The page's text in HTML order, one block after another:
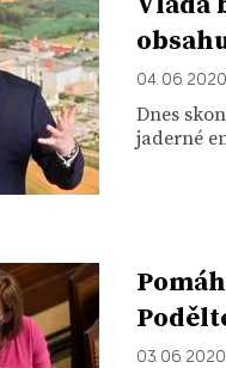
04. 06. 2020
Dnes
jaderné
03. 06. 2020